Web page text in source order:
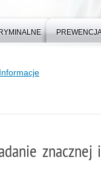
Informacje